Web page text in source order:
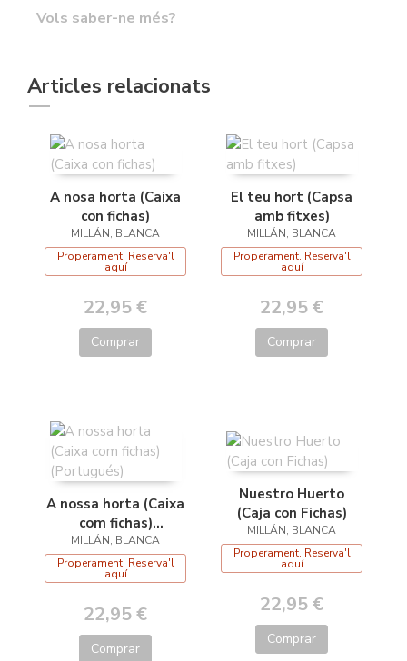
Vols saber-ne més?
Articles relacionats
A nosa horta (Caixa
con fichas)
MILLÁN, BLANCA
Properament. Reserva'l
aquí
22,95 €
Comprar
El teu hort (Capsa
amb fitxes)
MILLÁN, BLANCA
Properament. Reserva'l
aquí
22,95 €
Comprar
A nossa horta (Caixa
com fichas)
(Portugués)
MILLÁN, BLANCA
Properament. Reserva'l
aquí
22,95 €
Comprar
Nuestro Huerto
(Caja con Fichas)
MILLÁN, BLANCA
Properament. Reserva'l
aquí
22,95 €
Comprar